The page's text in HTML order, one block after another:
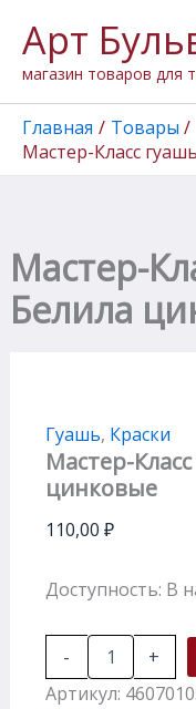
содержимому
Арт
магазин товаров для
Главная
Товары
Мастер-Класс
Мастер-
Белила
Гуашь, Краски
Мастер-
цинковые
110,00 ₽
Доступность: В
-
товара
Мастер-
Класс
гуашь
40мл
Белила
цинковые
+
Артикул: